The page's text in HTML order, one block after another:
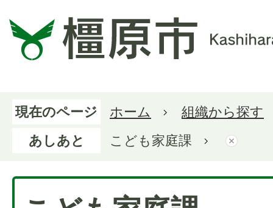
現在のページ ホーム
組織から探す
あしあと
こども家庭課